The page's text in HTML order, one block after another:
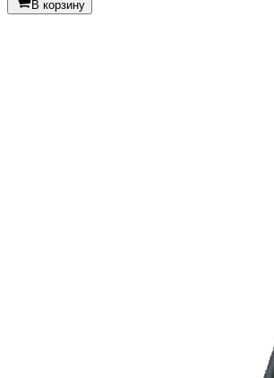
В корзину